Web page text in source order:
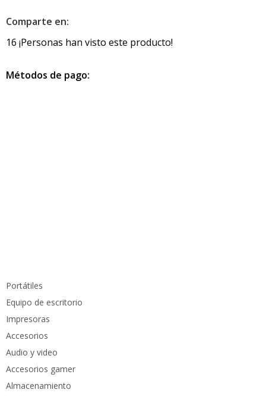
Comparte en:
16 ¡Personas han visto este producto!
Métodos de pago:
Portátiles
Equipo de escritorio
Impresoras
Accesorios
Audio y video
Accesorios gamer
Almacenamiento